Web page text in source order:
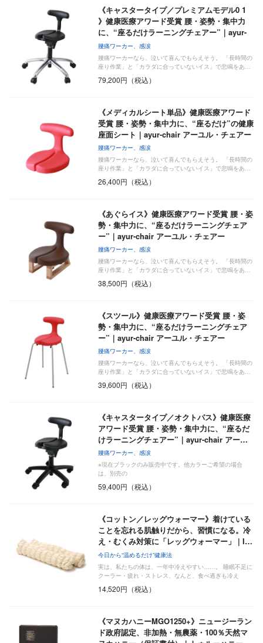
《キャスタータイプ／プレミアムモデル0 1
》健康医療アワード受賞 腰・姿勢・集中力
に、“座るだけラーニングチェアー”｜ayur-
…
腰痛ワーカー、感涙
腰痛ワーカーなら、泣いて喜んでもらえそう。 「長時間の
座り作業」と「カラダに合っていないイス」で悲鳴をあ…
79,200円（税込）
《メディカルシート単品》健康医療アワード
受賞 腰・姿勢・集中力に、“座るだけ”の健康
座面シート｜ayur-chair アーユル・チェアー
腰痛ワーカー、感涙
腰痛ワーカーなら、泣いて喜んでもらえそう。 「長時間の
座り作業」と「カラダに合っていないイス」で悲鳴をあ…
26,400円（税込）
《あぐらイス》健康医療アワード受賞 腰・姿
勢・集中力に、“座るだけラーニングチェア
ー”｜ayur-chair アーユル・チェアー
腰痛ワーカー、感涙
腰痛ワーカーなら、泣いて喜んでもらえそう。 「長時間の
座り作業」と「カラダに合っていないイス」で悲鳴をあ…
38,500円（税込）
《スツール》健康医療アワード受賞 腰・姿
勢・集中力に、“座るだけラーニングチェア
ー”｜ayur-chair アーユル・チェアー
腰痛ワーカー、感涙
腰痛ワーカーなら、泣いて喜んでもらえそう。 「長時間の
座り作業」と「カラダに合っていないイス」で悲鳴をあ…
39,600円（税込）
《キャスタータイプ／オクトパス》健康医療
アワード受賞 腰・姿勢・集中力に、“座るだ
けラーニングチェアー”｜ayur-chair アー…
腰痛ワーカー、感涙
※現在ブラックのみ販売中です。他カラーご希望の場合
は、別売の
59,400円（税込）
《コットン／レッグウォーマー》着けている
ことを忘れる肌触りだから、習慣になる。冷
え・むくみ対策に「レッグウォーマー」 | I…
今日から“温めるだけ”健康法
実は、私たちの体は、一年中冷えやすい……。 睡眠不足に
クーラー・疲れ・ストレス、なんと、食べ過ぎも冷え
14,520円（税込）
《マヌカハニーMGO1250+》ニュージーラン
ド政府認定、非加熱・無農薬・100％天然マ